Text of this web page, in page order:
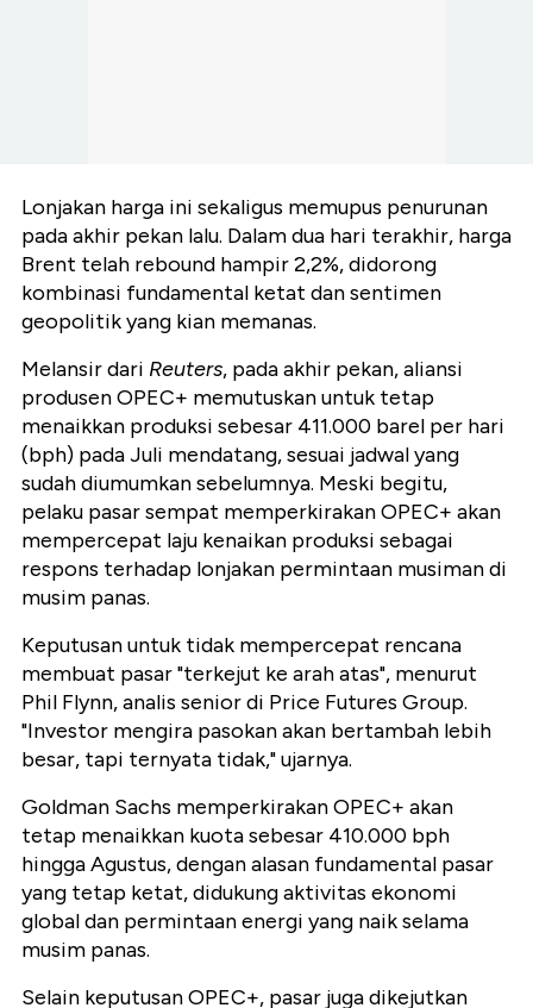
Lonjakan harga ini sekaligus memupus penurunan
pada akhir pekan lalu. Dalam dua hari terakhir, harga
Brent telah rebound hampir 2,2%, didorong
kombinasi fundamental ketat dan sentimen
geopolitik yang kian memanas.
Melansir dari Reuters, pada akhir pekan, aliansi
produsen OPEC+ memutuskan untuk tetap
menaikkan produksi sebesar 411.000 barel per hari
(bph) pada Juli mendatang, sesuai jadwal yang
sudah diumumkan sebelumnya. Meski begitu,
pelaku pasar sempat memperkirakan OPEC+ akan
mempercepat laju kenaikan produksi sebagai
respons terhadap lonjakan permintaan musiman di
musim panas.
Keputusan untuk tidak mempercepat rencana
membuat pasar "terkejut ke arah atas", menurut
Phil Flynn, analis senior di Price Futures Group.
"Investor mengira pasokan akan bertambah lebih
besar, tapi ternyata tidak," ujarnya.
Goldman Sachs memperkirakan OPEC+ akan
tetap menaikkan kuota sebesar 410.000 bph
hingga Agustus, dengan alasan fundamental pasar
yang tetap ketat, didukung aktivitas ekonomi
global dan permintaan energi yang naik selama
musim panas.
Selain keputusan OPEC+, pasar juga dikejutkan